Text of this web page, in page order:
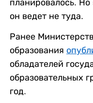
планировалось. Но
он ведет не туда.
Ранее
образования
обладателей
образовательных
год.